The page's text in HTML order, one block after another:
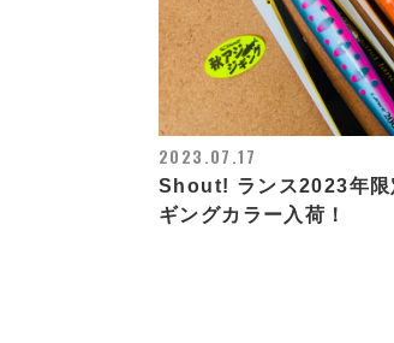
2023.07.17
Shout! ランス2023年限
ギングカラー入荷！